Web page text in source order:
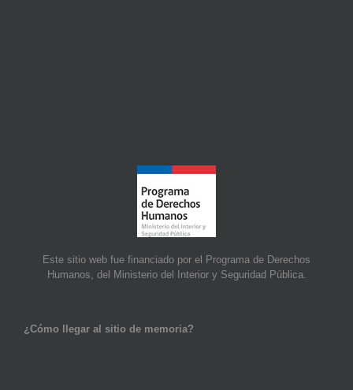
Este sitio web fue financiado por el Programa de Derechos
Humanos, del Ministerio del Interior y Seguridad Pública.
¿Cómo llegar al sitio de memoria?